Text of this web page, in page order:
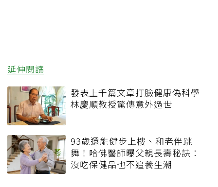
延伸閱讀
發表上千篇文章打臉健康偽科學
林慶順教授驚傳意外過世
93歲還能健步上樓、和老伴跳
舞！哈佛醫師曝父親長壽秘訣：
沒吃保健品也不追養生潮